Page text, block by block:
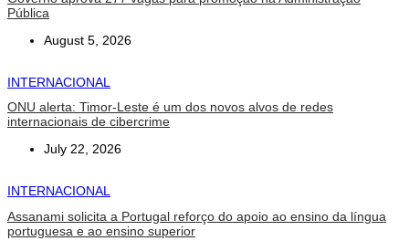
Pública
August 5, 2026
INTERNACIONAL
ONU alerta: Timor-Leste é um dos novos alvos de redes
internacionais de cibercrime
July 22, 2026
INTERNACIONAL
Assanami solicita a Portugal reforço do apoio ao ensino da língua
portuguesa e ao ensino superior